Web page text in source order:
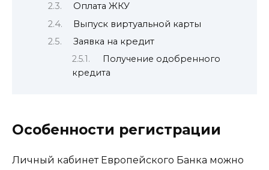
Оплата ЖКУ
Выпуск виртуальной карты
Заявка на кредит
Получение одобренного
кредита
Особенности регистрации
Личный кабинет Европейского Банка можно